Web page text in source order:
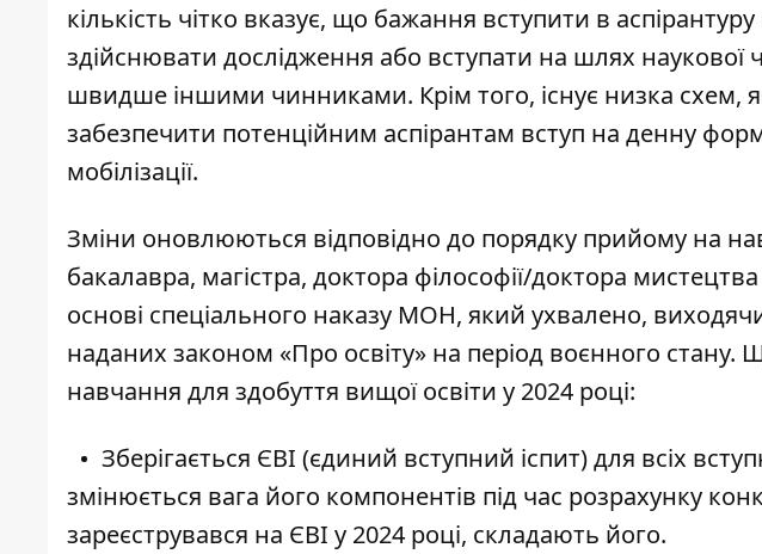
кількість чітко вказує, що бажання вступити в
здійснювати дослідження або вступати на шлях наукової
швидше іншими чинниками. Крім того, існує низка схем,
забезпечити потенційним аспірантам вступ на денну
мобілізації.
Зміни оновлюються відповідно до порядку прийому на
бакалавра, магістра, доктора філософії/доктора
основі спеціального наказу МОН, який ухвалено,
наданих законом «Про освіту» на період воєнного
навчання для здобуття вищої освіти у 2024 році:
Зберігається ЄВІ (єдиний вступний іспит) для всіх
змінюється вага його компонентів під час розрахунку
зареєструвався на ЄВІ у 2024 році, складають його.